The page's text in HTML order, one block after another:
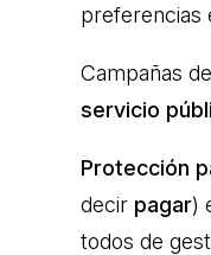
preferencias
Campañas de
servicio
Protección
decir pagar)
todos de